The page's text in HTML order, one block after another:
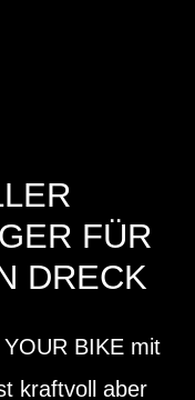
FÜR
DRECK
BIKE mit
kraftvoll aber